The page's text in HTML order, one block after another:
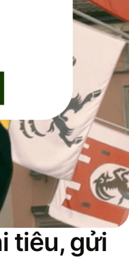
tiêu, gửi